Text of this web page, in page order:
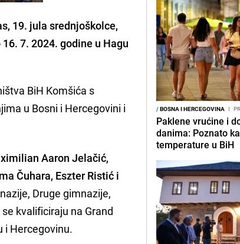
19. jula srednjoškolce,
7. 2024. godine u Hagu
BiH Komšića s
u Bosni i Hercegovini i
Aaron Jelačić,
Čuhara, Eszter Ristić i
Druge gimnazije,
kvalificiraju na Grand
i Hercegovinu.
/BOSNA I HERCEGOVINA I
Paklene vrućine i
danima: Poznato
temperature u BiH